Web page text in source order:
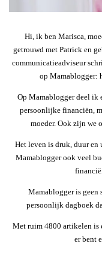
Hi, ik ben Marisca,
getrouwd met Patrick en
communicatieadviseur
op Mamablogger:
Op Mamablogger deel ik
persoonlijke financiën,
moeder. Ook zijn we
Het leven is druk, duur en
Mamablogger ook veel
Mamablogger is geen
persoonlijk dagboek
Met ruim 4800 artikelen is
er bent